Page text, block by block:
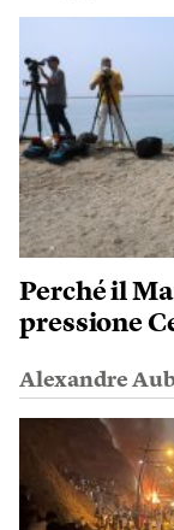
Perché il
pressione
Alexandre